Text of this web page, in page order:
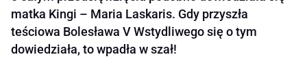
matka Kingi – Maria Laskaris. Gdy przyszła
teściowa Bolesława V Wstydliwego się o tym
dowiedziała, to wpadła w szał!